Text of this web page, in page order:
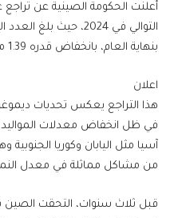
أعلنت الحكومة الصينية عن تراجع
بنهاية العام، بانخفاض قدره 1.39 مليون نسمة مقارنة بالعام السابق.
اعلان
هذا التراجع يعكس تحديات
في ظل انخفاض معدلات
آسيا مثل اليابان وكوريا
من مشاكل مماثلة في معدل
قبل ثلاث سنوات، التحقت الصين